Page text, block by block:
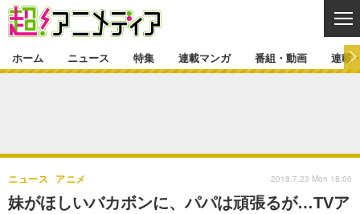
ゲーム・アプリ マンガ
特集一覧 カバー
連載マンガ
連載一覧
番組・動画
ホーム ニュース 特集 連載マンガ 番組・動画 連載
妹がほしいバカボンに、パパは頑張るが…TVア
ニュース アニメ 2018.7.23 Mon 18:00